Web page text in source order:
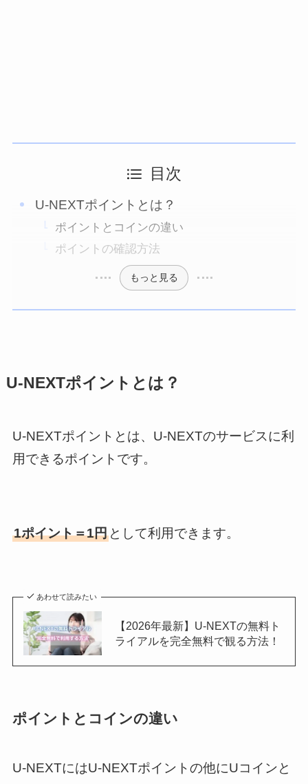
目次
U-NEXTポイントとは？
ポイントとコインの違い
ポイントの確認方法
もっと見る
U-NEXTポイントとは？
U-NEXTポイントとは、U-NEXTのサービスに利
用できるポイントです。
1ポイント＝1円として利用できます。
あわせて読みたい
【2026年最新】U-NEXTの無料ト
ライアルを完全無料で観る方法！
ポイントとコインの違い
U-NEXTにはU-NEXTポイントの他にUコインと